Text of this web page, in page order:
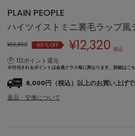
PLAIN PEOPLE
ハイツイストミニ裏毛ラップ風
¥30,800 60% OFF ¥12,320 税込
112ポイント還元
※付与されるポイントは会員クラス毎に異なります。 詳細はこ
8,000円（税込）以上のお買い上げで
返品・交換について